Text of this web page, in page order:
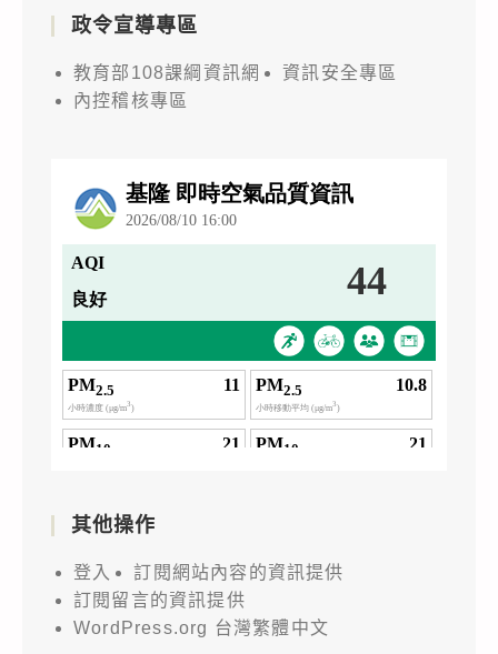
政令宣導專區
教育部108課綱資訊網
資訊安全專區
內控稽核專區
其他操作
登入
訂閱網站內容的資訊提供
訂閱留言的資訊提供
WordPress.org 台灣繁體中文